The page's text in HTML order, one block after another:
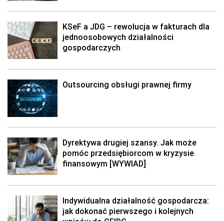
KSeF a JDG – rewolucja w fakturach dla
jednoosobowych działalności
gospodarczych
Outsourcing obsługi prawnej firmy
Dyrektywa drugiej szansy. Jak może
pomóc przedsiębiorcom w kryzysie
finansowym [WYWIAD]
Indywidualna działalność gospodarcza:
jak dokonać pierwszego i kolejnych